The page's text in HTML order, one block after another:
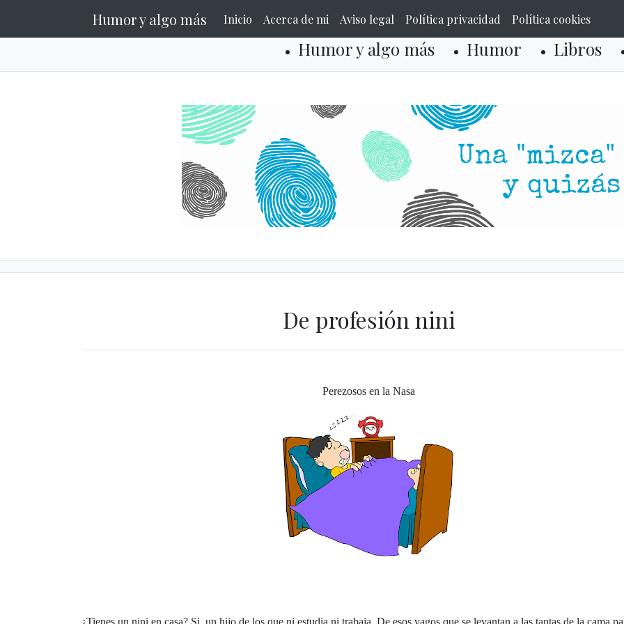
Humor y algo más Inicio Acerca de mi Aviso legal Política privacidad Política cookies
Humor y algo más Humor Libros
De profesión nini
Perezosos en la Nasa
¿Tienes un nini en casa? Si, un hijo de los que ni estudia ni trabaja. De esos vagos que se levantan a las tantas de la cama